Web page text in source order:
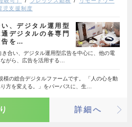
児支援制度
、デジタル運用型
デジタルの各専門
告を…
き合い、デジタル運用型広告を中心に、他の電
がら、広告を活用する…
模の総合デジタルファームです。 「人の心を動
方を変える。」をパーパスに、生…
詳細へ